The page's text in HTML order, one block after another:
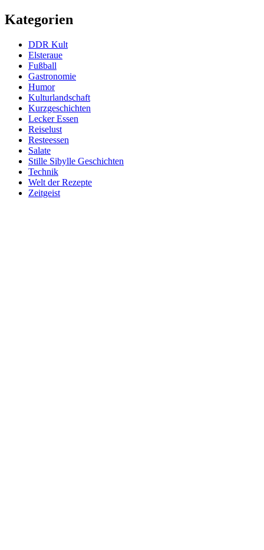
Kategorien
DDR Kult
Elsteraue
Fußball
Gastronomie
Humor
Kulturlandschaft
Kurzgeschichten
Lecker Essen
Reiselust
Resteessen
Salate
Stille Sibylle Geschichten
Technik
Welt der Rezepte
Zeitgeist